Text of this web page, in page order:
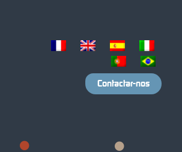
Contactar-nos